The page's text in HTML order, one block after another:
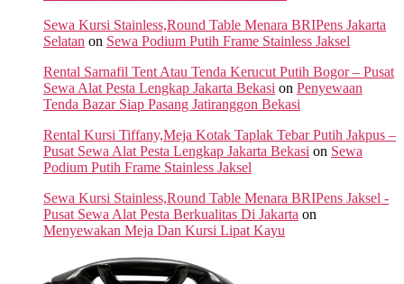
Sewa Kursi Stainless,Round Table Menara BRIPens Jakarta
Selatan on Sewa Podium Putih Frame Stainless Jaksel
Rental Sarnafil Tent Atau Tenda Kerucut Putih Bogor – Pusat
Sewa Alat Pesta Lengkap Jakarta Bekasi on Penyewaan
Tenda Bazar Siap Pasang Jatiranggon Bekasi
Rental Kursi Tiffany,Meja Kotak Taplak Tebar Putih Jakpus –
Pusat Sewa Alat Pesta Lengkap Jakarta Bekasi on Sewa
Podium Putih Frame Stainless Jaksel
Sewa Kursi Stainless,Round Table Menara BRIPens Jaksel -
Pusat Sewa Alat Pesta Berkualitas Di Jakarta on
Menyewakan Meja Dan Kursi Lipat Kayu